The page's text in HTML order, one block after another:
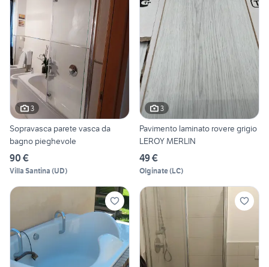
3
Sopravasca parete vasca da
bagno pieghevole
90 €
Villa Santina (UD)
3
Pavimento laminato rovere grigio
LEROY MERLIN
49 €
Olginate(LC)